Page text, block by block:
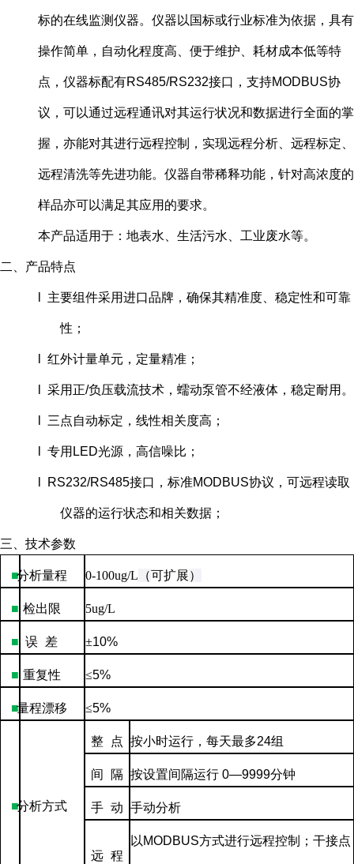
标的在线监测仪器。仪器以国标或行业标准为依据，具有
操作简单，自动化程度高、便于维护、耗材成本低等特
点，仪器标配有RS485/RS232接口，支持MODBUS协
议，可以通过远程通讯对其运行状况和数据进行全面的掌
握，亦能对其进行远程控制，实现远程分析、远程标定、
远程清洗等先进功能。仪器自带稀释功能，针对高浓度的
样品亦可以满足其应用的要求。
本产品适用于：地表水、生活污水、工业废水等。
二、产品特点
l 主要组件采用进口品牌，确保其精准度、稳定性和可靠
性；
l 红外计量单元，定量精准；
l 采用正/负压载流技术，蠕动泵管不经液体，稳定耐用。
l 三点自动标定，线性相关度高；
l 专用LED光源，高信噪比；
l RS232/RS485接口，标准MODBUS协议，可远程读取
仪器的运行状态和相关数据；
三、技术参数
■分析量程 0-100ug/L （可扩展）
■ 检出限 5ug/L
■ 误 差 ±10%
■ 重复性 ≤5%
■量程漂移 ≤5%
■分析方式
整 点 按小时运行，每天最多24组
间 隔 按设置间隔运行 0—9999分钟
手 动 手动分析
远 程
以 MODBUS方式进行远程控制；干接点